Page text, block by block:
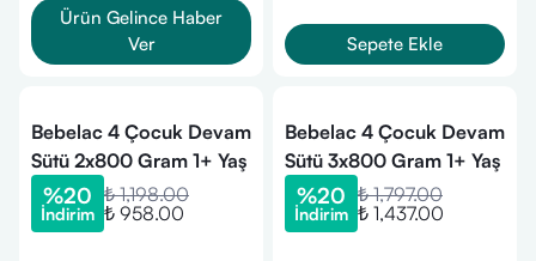
Ürün Gelince Haber
Ver
Sepete Ekle
Bebelac 4 Çocuk Devam
Sütü 2x800 Gram 1+ Yaş
%20
İndirim
₺ 1,198.00
₺ 958.00
Bebelac 4 Çocuk Devam
Sütü 3x800 Gram 1+ Yaş
%20
İndirim
₺ 1,797.00
₺ 1,437.00